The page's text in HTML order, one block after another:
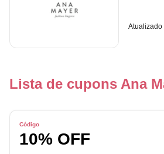
Lista de cupons Ana
Código
10% OFF